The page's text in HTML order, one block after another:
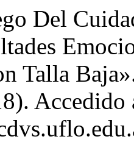
Del
Talla
Accedido